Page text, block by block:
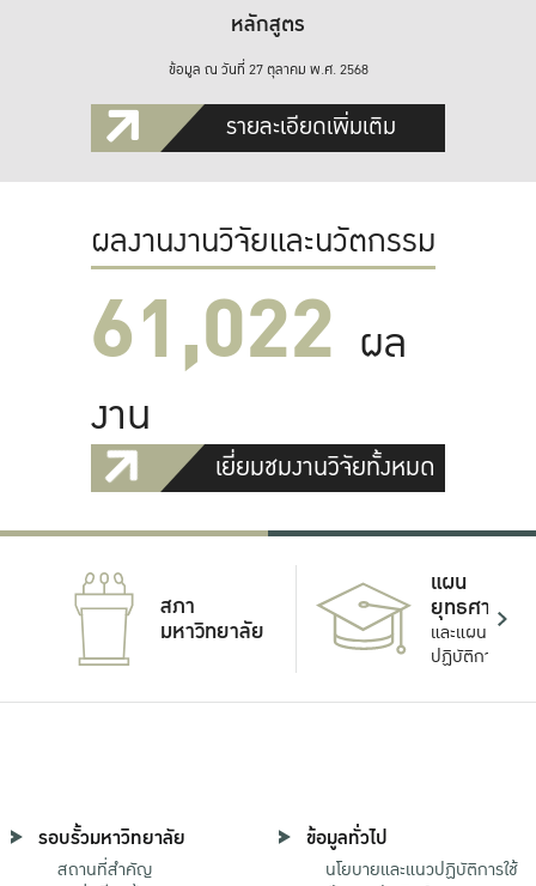
หลักสูตร
ข้อมูล ณ วันที่ 27 ตุลาคม พ.ศ. 2568
รายละเอียดเพิ่มเติม
ผลงานงานวิจัยและนวัตกรรม
61,022 ผล
งาน
เยี่ยมชมงานวิจัยทั้งหมด
สภา
มหาวิทยาลัย
แผน
ยุทธศาสตร์
และแผน
ปฏิบัติการ
รอบรั้วมหาวิทยาลัย
สถานที่สำคัญ
ข้อมูลทั่วไป
นโยบายและแนวปฏิบัติการใช้